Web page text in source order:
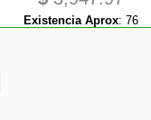
Existencia Aprox: 76